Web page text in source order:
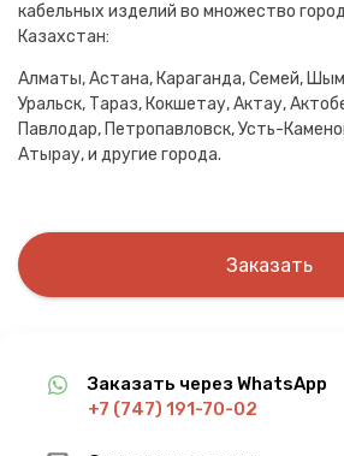
кабельных изделий во множество
Казахстан:
Алматы, Астана, Караганда, Семей,
Уральск, Тараз, Кокшетау, Актау,
Павлодар, Петропавловск, Усть-
Атырау, и другие города.
Заказать
Заказать через WhatsApp
+7 (747) 191-70-02